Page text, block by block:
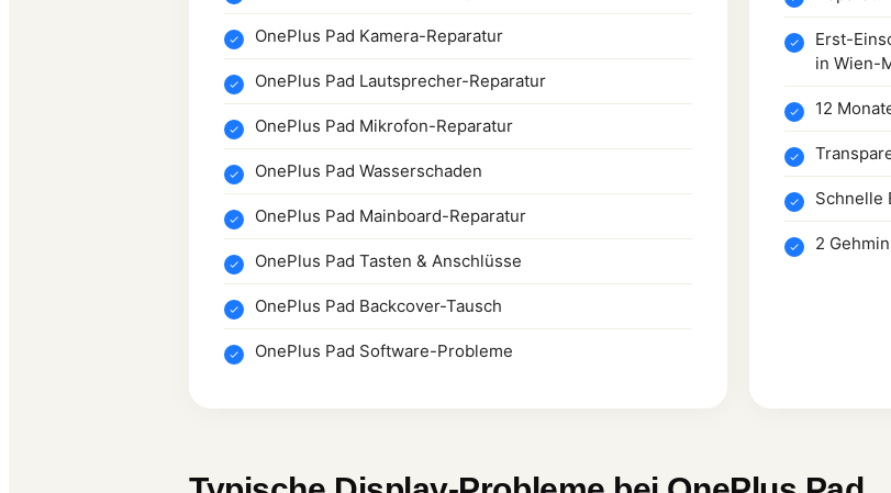
OnePlus Pad Kamera-Reparatur
OnePlus Pad Lautsprecher-Reparatur
OnePlus Pad Mikrofon-Reparatur
OnePlus Pad Wasserschaden
OnePlus Pad Mainboard-Reparatur
OnePlus Pad Tasten & Anschlüsse
OnePlus Pad Backcover-Tausch
OnePlus Pad Software-Probleme
Erst-
in Wien-
12
Schnelle
2